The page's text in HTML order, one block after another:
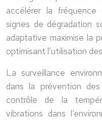
accélérer la fréquence
signes de dégradation
adaptative maximise la
optimisant l’utilisation
La surveillance
dans la prévention
contrôle de la
vibrations dans